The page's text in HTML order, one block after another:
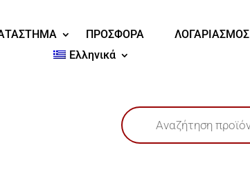
ΠΡΟΣΦΟΡΑ ΛΟΓΑΡΙΑΣΜΟΣ
Ελληνικά
Products
search